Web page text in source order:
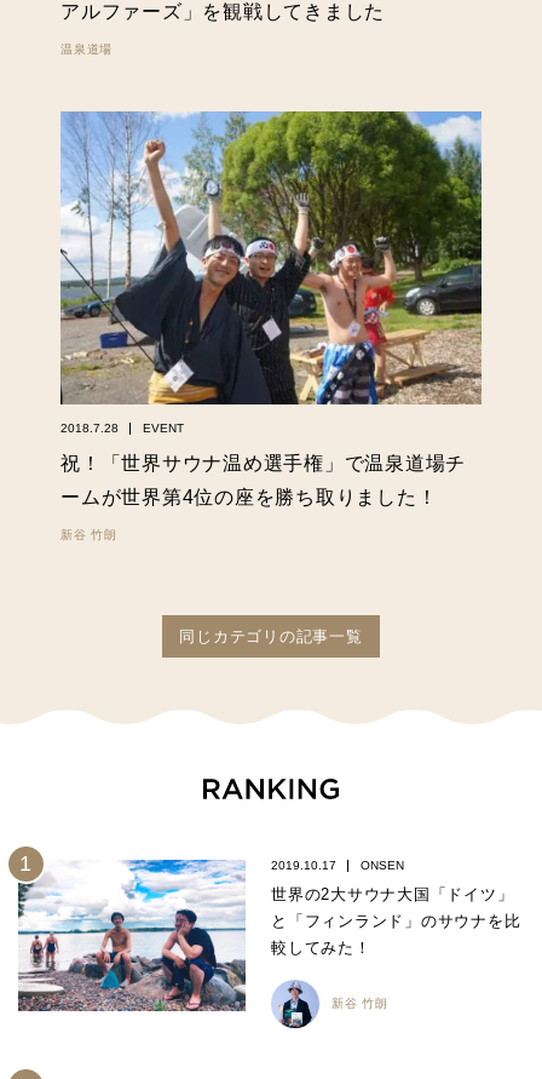
アルファーズ」を観戦してきました
温泉道場
2018.7.28 EVENT
祝！「世界サウナ温め選手権」で温泉道場チ
ームが世界第4位の座を勝ち取りました！
新谷 竹朗
同じカテゴリの記事一覧
2019.10.17 ONSEN
世界の2大サウナ大国「ドイツ」
と「フィンランド」のサウナを比
較してみた！
新谷 竹朗